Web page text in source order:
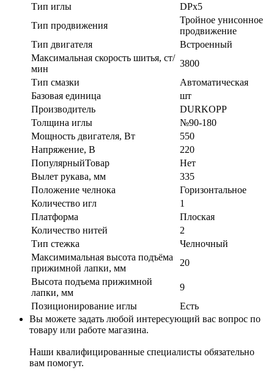
Тип иглы
DPx5
Тип продвижения
Тройное унисонное
продвижение
Тип двигателя
Встроенный
Максимальная скорость шитья, ст/
мин
3800
Тип смазки
Автоматическая
Базовая единица
шт
Производитель
DURKOPP
Толщина иглы
№90-180
Мощность двигателя, Вт
550
Напряжение, В
220
ПопулярныйТовар
Нет
Вылет рукава, мм
335
Положение челнока
Горизонтальное
Количество игл
1
Платформа
Плоская
Количество нитей
2
Тип стежка
Челночный
Максимимальная высота подъёма
прижимной лапки, мм
20
Высота подъема прижимной
лапки, мм
9
Позиционирование иглы
Есть
Вы можете задать любой интересующий вас вопрос по
товару или работе магазина.
Наши квалифицированные специалисты обязательно
вам помогут.